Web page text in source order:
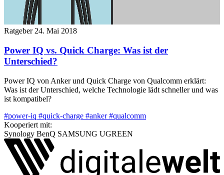
Ratgeber 24. Mai 2018
Power IQ vs. Quick Charge: Was ist der
Unterschied?
Power IQ von Anker und Quick Charge von Qualcomm erklärt:
Was ist der Unterschied, welche Technologie lädt schneller und was
ist kompatibel?
#power-iq #quick-charge #anker#qualcomm
Kooperiert mit:
Synology BenQ SAMSUNG UGREEN